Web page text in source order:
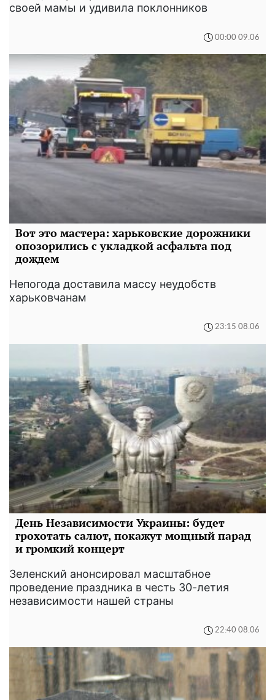
своей мамы и удивила поклонников
00:00 09.06
Вот это мастера: харьковские дорожники
опозорились с укладкой асфальта под
дождем
Непогода доставила массу неудобств
харьковчанам
23:15 08.06
День Независимости Украины: будет
грохотать салют, покажут мощный парад
и громкий концерт
Зеленский анонсировал масштабное
проведение праздника в честь 30-летия
независимости нашей страны
22:40 08.06